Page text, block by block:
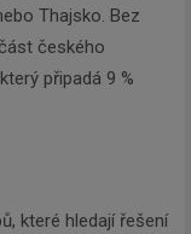
Thajsko. Bez
českého
připadá 9 %
které hledají řešení